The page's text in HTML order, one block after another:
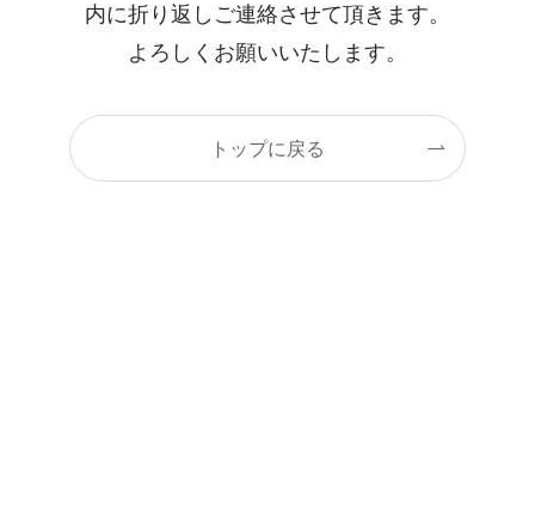
内に折り返しご連絡させて頂きます。
よろしくお願いいたします。
トップに戻る